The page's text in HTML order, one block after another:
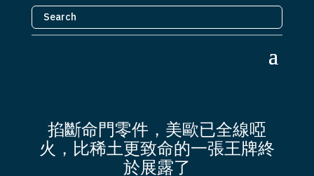
掐斷命門零件，美歐已全線啞
火，比稀土更致命的一張王牌終
於展露了